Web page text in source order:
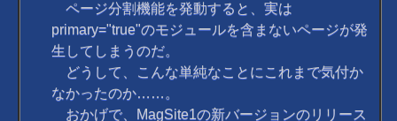
ページ分割機能を発動すると、実は
primary="true"のモジュールを含まないページが発
生してしまうのだ。
どうして、こんな単純なことにこれまで気付か
なかったのか……。
おかげで、MagSite1の新バージョンのリリース